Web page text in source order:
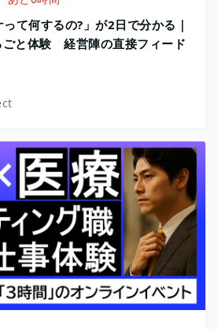
って何するの?」が2日で分かる｜
ごと体験 経営陣の直接フィード